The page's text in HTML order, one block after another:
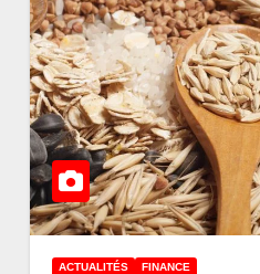
ACTUALITÉS FINANCE
de